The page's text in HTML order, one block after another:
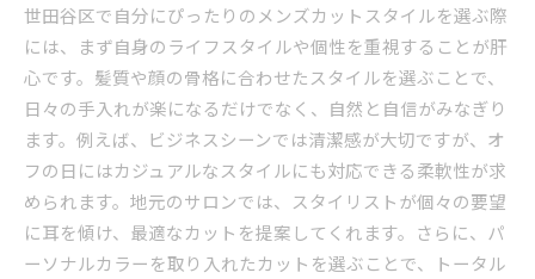
世田谷区で自分にぴったりのメンズカットスタイルを選ぶ際
には、まず自身のライフスタイルや個性を重視することが肝
心です。髪質や顔の骨格に合わせたスタイルを選ぶことで、
日々の手入れが楽になるだけでなく、自然と自信がみなぎり
ます。例えば、ビジネスシーンでは清潔感が大切ですが、オ
フの日にはカジュアルなスタイルにも対応できる柔軟性が求
められます。地元のサロンでは、スタイリストが個々の要望
に耳を傾け、最適なカットを提案してくれます。さらに、パ
ーソナルカラーを取り入れたカットを選ぶことで、トータル